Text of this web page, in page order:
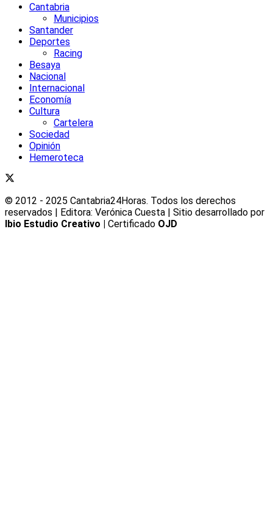
Cantabria
Municipios
Santander
Deportes
Racing
Besaya
Nacional
Internacional
Economía
Cultura
Cartelera
Sociedad
Opinión
Hemeroteca
© 2012 - 2025 Cantabria24Horas. Todos los derechos
reservados | Editora: Verónica Cuesta | Sitio desarrollado por
Ibio Estudio Creativo | Certificado OJD